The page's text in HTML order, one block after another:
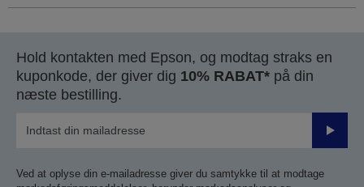
Hold kontakten med Epson, og modtag straks en
kuponkode, der giver dig 10% RABAT* på din
næste bestilling.
Send
Ved at oplyse din e-mailadresse giver du samtykke til at modtage